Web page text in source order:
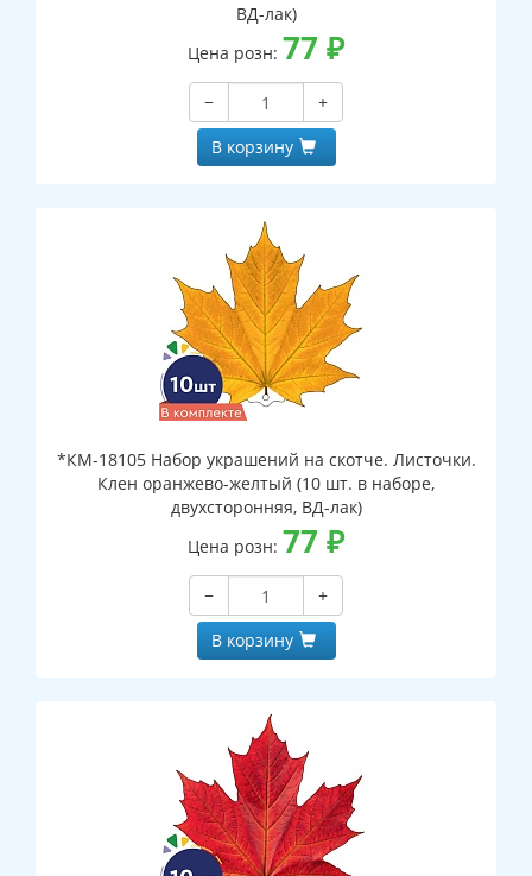
ВД-лак)
Цена розн: 77 ₽
−
+
В корзину
*КМ-18105 Набор украшений на скотче. Листочки.
Клен оранжево-желтый (10 шт. в наборе,
двухсторонняя, ВД-лак)
Цена розн: 77 ₽
−
+
В корзину